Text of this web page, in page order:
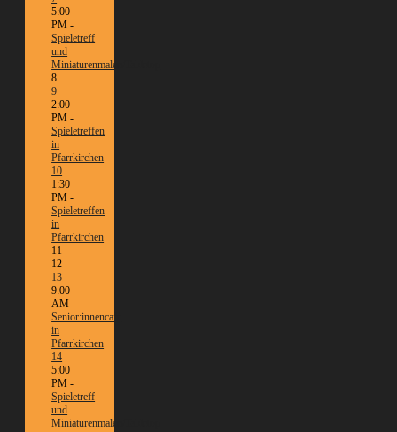
5:00
PM -
Spieletreff
und
Miniaturenmalen/Tabletop
8
9
2:00
PM -
Spieletreffen
in
Pfarrkirchen
10
1:30
PM -
Spieletreffen
in
Pfarrkirchen
11
12
13
9:00
AM -
Senior:innencafé
in
Pfarrkirchen
14
5:00
PM -
Spieletreff
und
Miniaturenmalen/Tabletop